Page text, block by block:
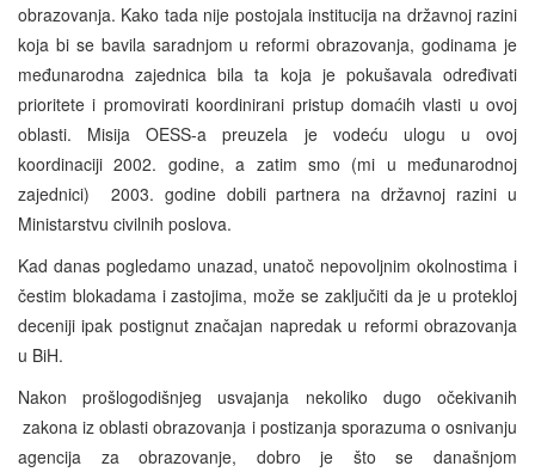
obrazovanja. Kako tada nije postojala institucija na državnoj razini
koja bi se bavila saradnjom u reformi obrazovanja, godinama je
međunarodna zajednica bila ta koja je pokušavala određivati
prioritete i promovirati koordinirani pristup domaćih vlasti u ovoj
oblasti. Misija OESS-a preuzela je vodeću ulogu u ovoj
koordinaciji 2002. godine, a zatim smo (mi u međunarodnoj
zajednici) 2003. godine dobili partnera na državnoj razini u
Ministarstvu civilnih poslova.
Kad danas pogledamo unazad, unatoč nepovoljnim okolnostima i
čestim blokadama i zastojima, može se zaključiti da je u protekloj
deceniji ipak postignut značajan napredak u reformi obrazovanja
u BiH.
Nakon prošlogodišnjeg usvajanja nekoliko dugo očekivanih
zakona iz oblasti obrazovanja i postizanja sporazuma o osnivanju
agencija za obrazovanje, dobro je što se današnjom